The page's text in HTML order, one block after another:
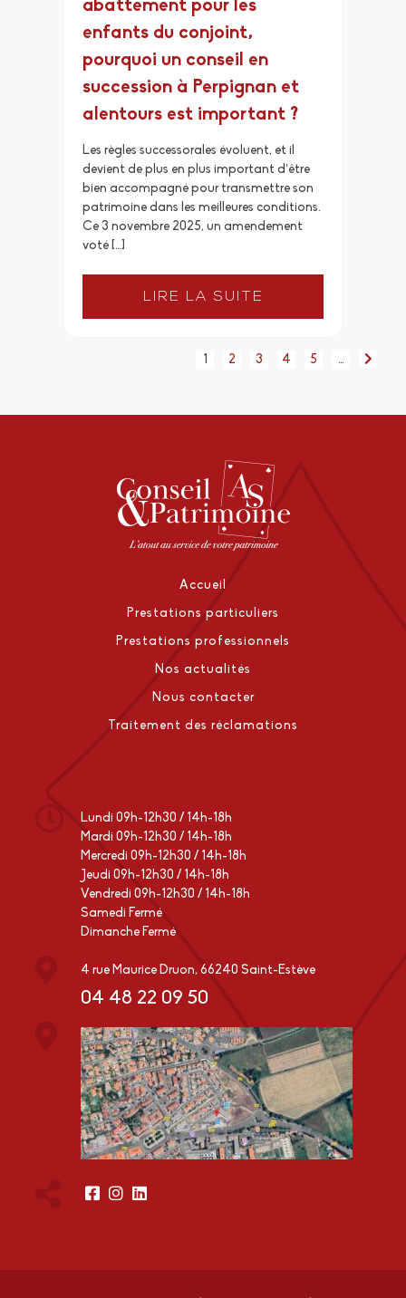
abattement pour les
enfants du conjoint,
pourquoi un conseil en
succession à Perpignan et
alentours est important ?
Les règles successorales évoluent, et il
devient de plus en plus important d’être
bien accompagné pour transmettre son
patrimoine dans les meilleures conditions.
Ce 3 novembre 2025, un amendement
voté […]
LIRE LA SUITE
1 2 3 4 5 …
Accueil
Prestations particuliers
Prestations professionnels
Nos actualités
Nous contacter
Traitement des réclamations
Lundi 09h-12h30 / 14h-18h
Mardi 09h-12h30 / 14h-18h
Mercredi 09h-12h30 / 14h-18h
Jeudi 09h-12h30 / 14h-18h
Vendredi 09h-12h30 / 14h-18h
Samedi Fermé
Dimanche Fermé
4 rue Maurice Druon, 66240 Saint-Estève
04 48 22 09 50